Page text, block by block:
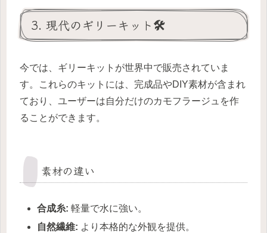
3. 現代のギリーキット🛠️
今では、ギリーキットが世界中で販売されていま
す。これらのキットには、完成品やDIY素材が含まれ
ており、ユーザーは自分だけのカモフラージュを作
ることができます。
素材の違い
合成糸: 軽量で水に強い。
自然繊維: より本格的な外観を提供。